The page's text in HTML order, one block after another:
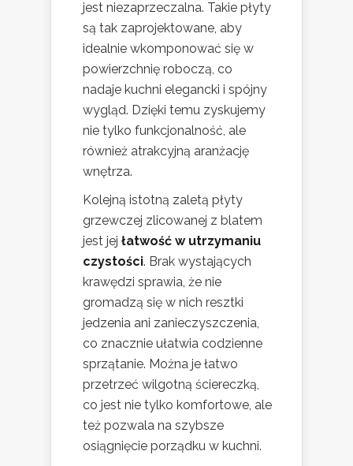
jest niezaprzeczalna. Takie płyty
są tak zaprojektowane, aby
idealnie wkomponować się w
powierzchnię roboczą, co
nadaje kuchni elegancki i spójny
wygląd. Dzięki temu zyskujemy
nie tylko funkcjonalność, ale
również atrakcyjną aranżację
wnętrza.
Kolejną istotną zaletą płyty
grzewczej zlicowanej z blatem
jest jej łatwość w utrzymaniu
czystości. Brak wystających
krawędzi sprawia, że nie
gromadzą się w nich resztki
jedzenia ani zanieczyszczenia,
co znacznie ułatwia codzienne
sprzątanie. Można je łatwo
przetrzeć wilgotną ściereczką,
co jest nie tylko komfortowe, ale
też pozwala na szybsze
osiągnięcie porządku w kuchni.